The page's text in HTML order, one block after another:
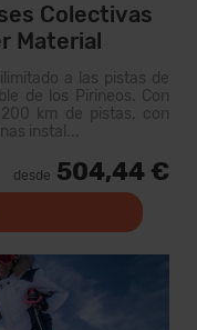
Colectivas
Material
a las pistas de
de los Pirineos. Con
km de pistas, con
instal...
desde 504,44 €